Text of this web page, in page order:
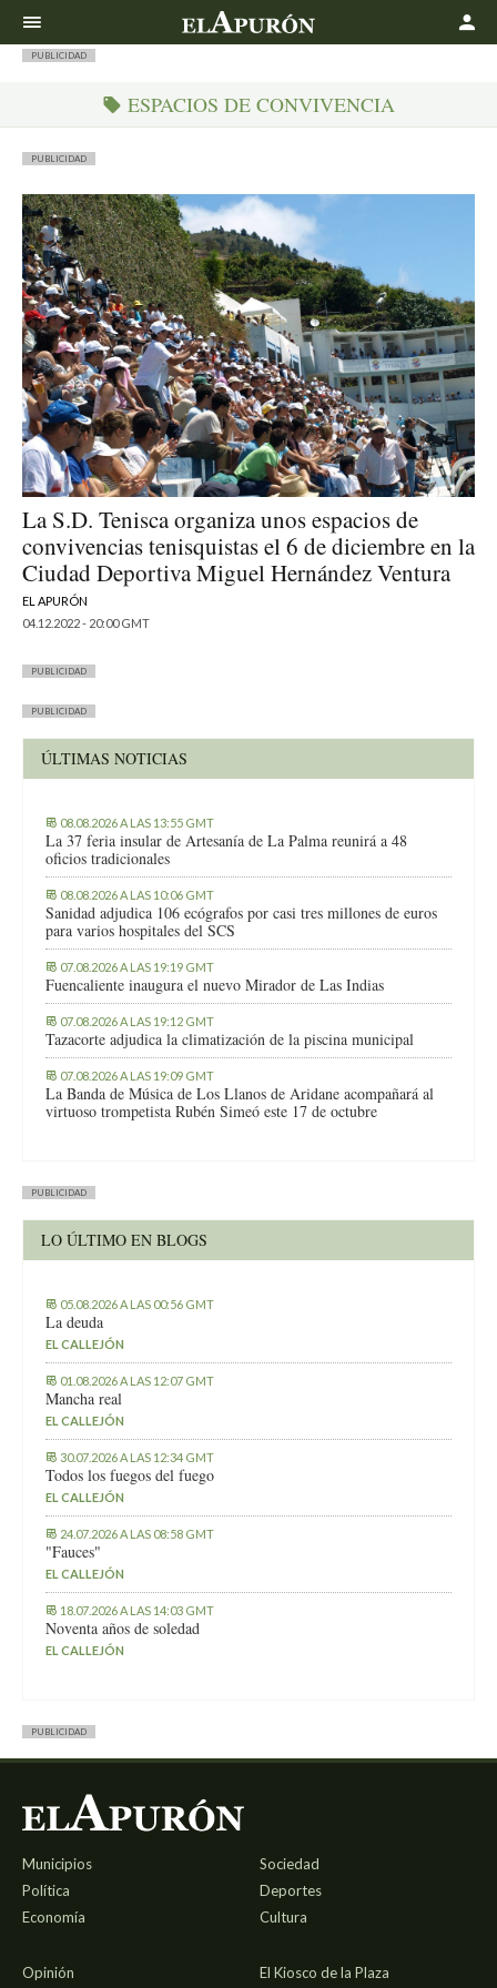
PUBLICIDAD
ESPACIOS DE CONVIVENCIA
PUBLICIDAD
La S.D. Tenisca organiza unos espacios de
convivencias tenisquistas el 6 de diciembre en la
Ciudad Deportiva Miguel Hernández Ventura
EL APURÓN
04.12.2022 - 20:00 GMT
PUBLICIDAD
PUBLICIDAD
ÚLTIMAS NOTICIAS
08.08.2026 A LAS 13:55 GMT
La 37 feria insular de Artesanía de La Palma reunirá a 48
oficios tradicionales
08.08.2026 A LAS 10:06 GMT
Sanidad adjudica 106 ecógrafos por casi tres millones de euros
para varios hospitales del SCS
07.08.2026 A LAS 19:19 GMT
Fuencaliente inaugura el nuevo Mirador de Las Indias
07.08.2026 A LAS 19:12 GMT
Tazacorte adjudica la climatización de la piscina municipal
07.08.2026 A LAS 19:09 GMT
La Banda de Música de Los Llanos de Aridane acompañará al
virtuoso trompetista Rubén Simeó este 17 de octubre
PUBLICIDAD
LO ÚLTIMO EN BLOGS
05.08.2026 A LAS 00:56 GMT
La deuda
EL CALLEJÓN
01.08.2026 A LAS 12:07 GMT
Mancha real
EL CALLEJÓN
30.07.2026 A LAS 12:34 GMT
Todos los fuegos del fuego
EL CALLEJÓN
24.07.2026 A LAS 08:58 GMT
"Fauces"
EL CALLEJÓN
18.07.2026 A LAS 14:03 GMT
Noventa años de soledad
EL CALLEJÓN
PUBLICIDAD
Municipios
Política
Economía
Sociedad
Deportes
Cultura
Opinión El Kiosco de la Plaza